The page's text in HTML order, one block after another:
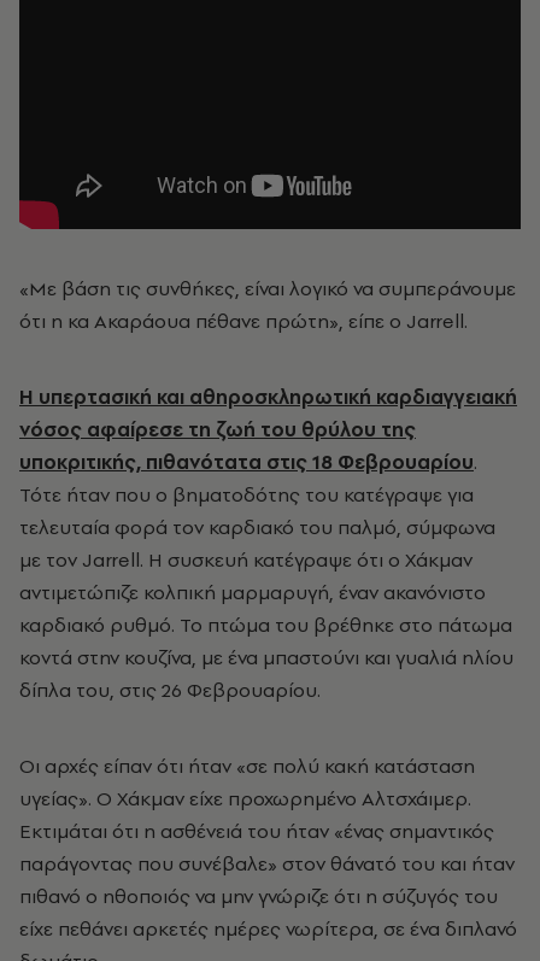
«Με βάση τις συνθήκες, είναι λογικό να συμπεράνουμε
ότι η κα Ακαράουα πέθανε πρώτη», είπε ο Jarrell.
Η υπερτασική και αθηροσκληρωτική καρδιαγγειακή
νόσος αφαίρεσε τη ζωή του θρύλου της
υποκριτικής, πιθανότατα στις 18 Φεβρουαρίου.
Τότε ήταν που ο βηματοδότης του κατέγραψε για
τελευταία φορά τον καρδιακό του παλμό, σύμφωνα
με τον Jarrell. Η συσκευή κατέγραψε ότι ο Χάκμαν
αντιμετώπιζε κολπική μαρμαρυγή, έναν ακανόνιστο
καρδιακό ρυθμό. Το πτώμα του βρέθηκε στο πάτωμα
κοντά στην κουζίνα, με ένα μπαστούνι και γυαλιά ηλίου
δίπλα του, στις 26 Φεβρουαρίου.
Οι αρχές είπαν ότι ήταν «σε πολύ κακή κατάσταση
υγείας». Ο Χάκμαν είχε προχωρημένο Αλτσχάιμερ.
Εκτιμάται ότι η ασθένειά του ήταν «ένας σημαντικός
παράγοντας που συνέβαλε» στον θάνατό του και ήταν
πιθανό ο ηθοποιός να μην γνώριζε ότι η σύζυγός του
είχε πεθάνει αρκετές ημέρες νωρίτερα, σε ένα διπλανό